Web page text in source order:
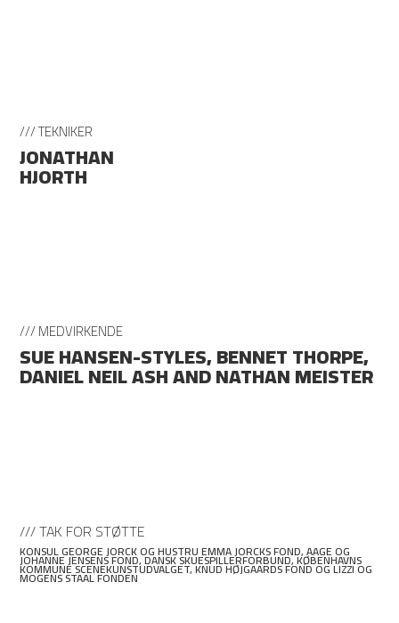
/// TEKNIKER
JONATHAN
HJORTH
/// MEDVIRKENDE
SUE HANSEN-STYLES, BENNET THORPE,
DANIEL NEIL ASH AND NATHAN MEISTER
/// TAK FOR STØTTE
KONSUL GEORGE JORCK OG HUSTRU EMMA JORCKS FOND, AAGE OG
JOHANNE JENSENS FOND, DANSK SKUESPILLERFORBUND, KØBENHAVNS
KOMMUNE SCENEKUNSTUDVALGET, KNUD HØJGAARDS FOND OG LIZZI OG
MOGENS STAAL FONDEN